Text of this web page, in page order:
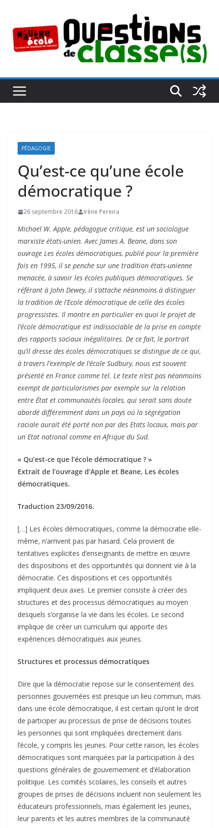
contenu
PÉDAGOGIE
Qu’est-ce qu’une école
démocratique ?
26 septembre 2016 Irène Pereira
Michael W. Apple, pédagogue critique, est un sociologue
marxiste états-unien. Avec James A. Beane, dans son
ouvrage Les écoles démocratiques, publié pour la première
fois en 1995, il se penche sur une tradition états-unienne
menacée, à savoir les écoles publiques démocratiques. Se
référant à John Dewey, il s’attache néanmoins à distinguer
la tradition de l’Ecole démocratique de celle des écoles
progressistes. Il montre en particulier en quoi le projet de
l’école démocratique est indissociable de la prise en compte
des rapports sociaux inégalitaires. De ce fait, le portrait
qu’il dresse des écoles démocratiques se distingue de ce qui,
à travers l’exemple de l’école Sudbury, nous est souvent
présenté en France comme tel. Le texte n’est pas néanmoins
exempt de particularismes par exemple sur la relation
entre État et communautés locales, qui serait sans doute
abordé différemment dans un pays où la ségrégation
raciale aurait été porté non par des Etats locaux, mais par
un Etat national comme en Afrique du Sud.
« Qu’est-ce que l’école démocratique ? »
Extrait de l’ouvrage d’Apple et Beane, Les écoles
démocratiques.
Traduction 23/09/2016.
[…] Les écoles démocratiques, comme la démocratie elle-
même, n’arrivent pas par hasard. Cela provient de
tentatives explicites d’enseignants de mettre en œuvre
des dispositions et des opportunités qui donnent vie à la
démocratie. Ces dispositions et ces opportunités
impliquent deux axes. Le premier consiste à créer des
structures et des processus démocratiques au moyen
desquels s’organise la vie dans les écoles. Le second
implique de créer un curriculum qui apporte des
expériences démocratiques aux jeunes.
Structures et processus démocratiques
Dire que la démocratie repose sur le consentement des
personnes gouvernées est presque un lieu commun, mais
dans une école démocratique, il est certain qu’ont le droit
de participer au processus de prise de décisions toutes
les personnes qui sont impliquées directement dans
l’école, y compris les jeunes. Pour cette raison, les écoles
démocratiques sont marquées par la participation à des
questions générales de gouvernement et d’élaboration
politique. Les comités scolaires, les conseils et autres
groupes de prises de décisions incluent non seulement les
éducateurs professionnels, mais également les jeunes,
leur parents et les autres membres de la communauté